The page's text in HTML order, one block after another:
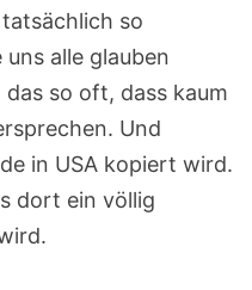
so
alle glauben
so oft, dass kaum
Und
in USA kopiert wird.
dort ein völlig